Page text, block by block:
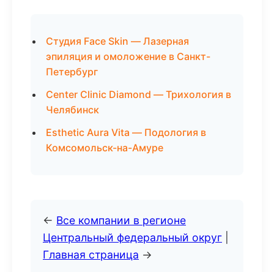
Студия Face Skin — Лазерная
эпиляция и омоложение в Санкт-
Петербург
Center Clinic Diamond — Трихология в
Челябинск
Esthetic Aura Vita — Подология в
Комсомольск-на-Амуре
← Все компании в регионе
Центральный федеральный округ
Главная страница →